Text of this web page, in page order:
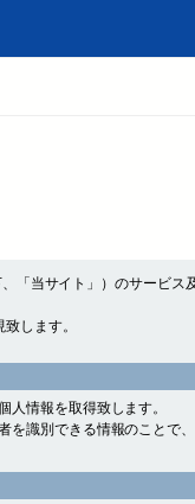
「当サイト」）のサービス
します。
情報を取得致します。
を識別できる情報のことで